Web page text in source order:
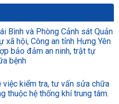
Bình và Phòng Cảnh sát Quản
xã hội, Công an tỉnh Hưng Yên
bảo đảm an ninh, trật tự
bệnh
việc kiểm tra, tư vấn sửa chữa
thuộc hệ thống khí trung tâm.